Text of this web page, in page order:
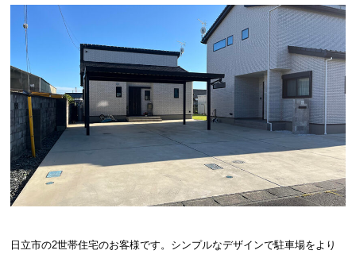
日立市の2世帯住宅のお客様です。シンプルなデザインで駐車場をより